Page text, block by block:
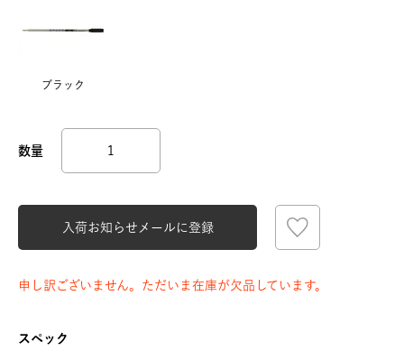
ブラック
入荷お知らせメールに登録
申し訳ございません。ただいま在庫が欠品しています。
スペック